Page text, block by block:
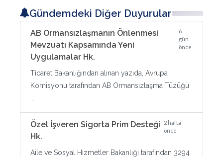
Gündemdeki Diğer Duyurular
AB Ormansızlaşmanın Önlenmesi
Mevzuatı Kapsamında Yeni
Uygulamalar Hk.
6
gün
önce
Ticaret Bakanlığından alınan yazıda, Avrupa
Komisyonu tarafından AB Ormansızlaşma Tüzüğü
Özel İşveren Sigorta Prim Desteği
Hk.
2 hafta
önce
Aile ve Sosyal Hizmetler Bakanlığı tarafından 3294